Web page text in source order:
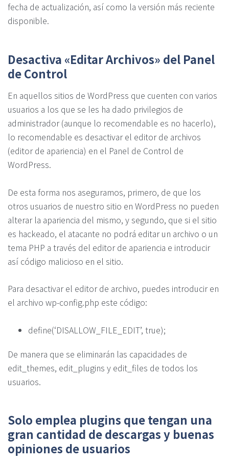
fecha de actualización, así como la versión más reciente
disponible.
Desactiva «Editar Archivos» del Panel
de Control
En aquellos sitios de WordPress que cuenten con varios
usuarios a los que se les ha dado privilegios de
administrador (aunque lo recomendable es no hacerlo),
lo recomendable es desactivar el editor de archivos
(editor de apariencia) en el Panel de Control de
WordPress.
De esta forma nos aseguramos, primero, de que los
otros usuarios de nuestro sitio en WordPress no pueden
alterar la apariencia del mismo, y segundo, que si el sitio
es hackeado, el atacante no podrá editar un archivo o un
tema PHP a través del editor de apariencia e introducir
así código malicioso en el sitio.
Para desactivar el editor de archivo, puedes introducir en
el archivo wp-config.php este código:
define(‘DISALLOW_FILE_EDIT’, true);
De manera que se eliminarán las capacidades de
edit_themes, edit_plugins y edit_files de todos los
usuarios.
Solo emplea plugins que tengan una
gran cantidad de descargas y buenas
opiniones de usuarios